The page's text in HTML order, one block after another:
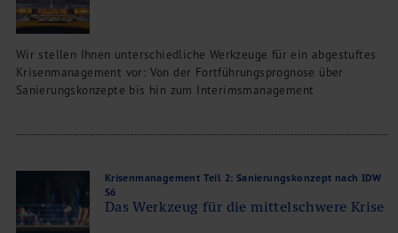
Wir stellen Ihnen unterschiedliche Werkzeuge für ein abgestuftes
Krisenmanagement vor: Von der Fortführungsprognose über
Sanierungskonzepte bis hin zum Interimsmanagement
Krisenmanagement Teil 2: Sanierungskonzept nach IDW
S6
Das Werkzeug für die mittelschwere Krise